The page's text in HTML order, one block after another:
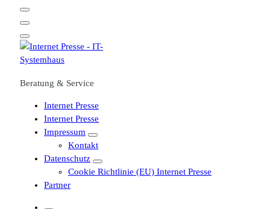
Beratung & Service
Internet Presse
Internet Presse
Impressum
Kontakt
Datenschutz
Cookie Richtlinie (EU) Internet Presse
Partner